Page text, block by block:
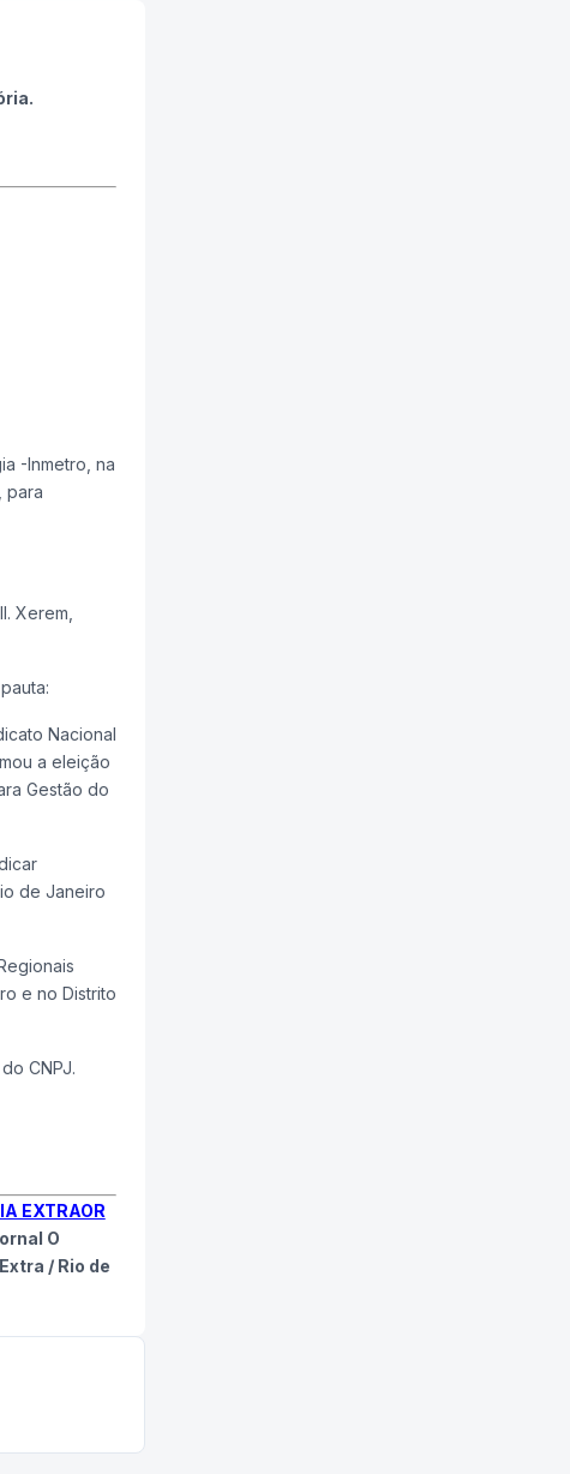
-Inmetro, na
para
Xerem,
Nacional
a eleição
Gestão do
de Janeiro
e no Distrito
CNPJ.
EXTRAOR
O
/ Rio de